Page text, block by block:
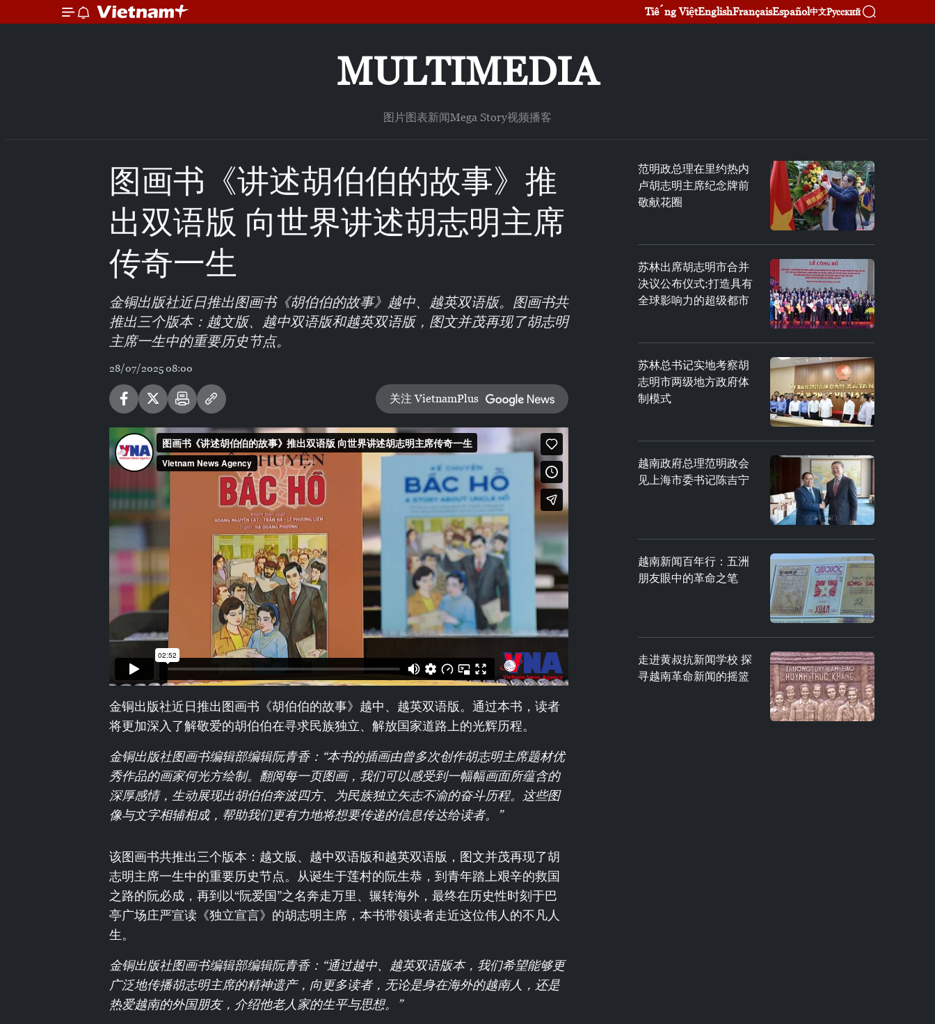
Tiếng ViệtEnglishFrançaisEspañol中文Русский
MULTIMEDIA
图片图表新闻Mega Story视频播客
图画书《讲述胡伯伯的故事》推
出双语版 向世界讲述胡志明主席
传奇一生
金铜出版社近日推出图画书《胡伯伯的故事》越中、越英双语版。图画书共
推出三个版本：越文版、越中双语版和越英双语版，图文并茂再现了胡志明
主席一生中的重要历史节点。
28/07/2025 08:00
关注 VietnamPlus
金铜出版社近日推出图画书《胡伯伯的故事》越中、越英双语版。通过本书，读者
将更加深入了解敬爱的胡伯伯在寻求民族独立、解放国家道路上的光辉历程。
金铜出版社图画书编辑部编辑阮青香：“本书的插画由曾多次创作胡志明主席题材优
秀作品的画家何光方绘制。翻阅每一页图画，我们可以感受到一幅幅画面所蕴含的
深厚感情，生动展现出胡伯伯奔波四方、为民族独立矢志不渝的奋斗历程。这些图
像与文字相辅相成，帮助我们更有力地将想要传递的信息传达给读者。”
该图画书共推出三个版本：越文版、越中双语版和越英双语版，图文并茂再现了胡
志明主席一生中的重要历史节点。从诞生于莲村的阮生恭，到青年踏上艰辛的救国
之路的阮必成，再到以“阮爱国”之名奔走万里、辗转海外，最终在历史性时刻于巴
亭广场庄严宣读《独立宣言》的胡志明主席，本书带领读者走近这位伟人的不凡人
生。
金铜出版社图画书编辑部编辑阮青香：“通过越中、越英双语版本，我们希望能够更
广泛地传播胡志明主席的精神遗产，向更多读者，无论是身在海外的越南人，还是
热爱越南的外国朋友，介绍他老人家的生平与思想。”
范明政总理在里约热内
卢胡志明主席纪念牌前
敬献花圈
苏林出席胡志明市合并
决议公布仪式:打造具有
全球影响力的超级都市
苏林总书记实地考察胡
志明市两级地方政府体
制模式
越南政府总理范明政会
见上海市委书记陈吉宁
越南新闻百年行：五洲
朋友眼中的革命之笔
走进黄叔抗新闻学校 探
寻越南革命新闻的摇篮